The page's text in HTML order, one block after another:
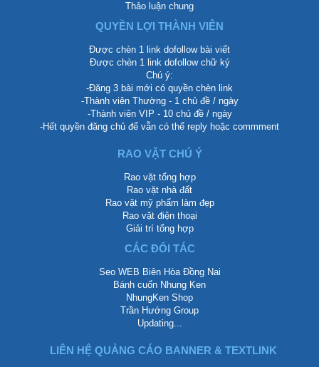
Thảo luận chung
QUYỀN LỢI THÀNH VIÊN
Được chèn 1 link dofollow bài viết
Được chèn 1 link dofollow chữ ký
Chú ý:
-Đăng 3 bài mới có quyền chèn link
-Thành viên Thường - 1 chủ đề / ngày
-Thành viên VIP - 10 chủ đề / ngày
-Hết quyền đăng chủ để vẫn có thể reply hoặc commment
RAO VẶT CHÚ Ý
Rao vặt tổng hợp
Rao vặt nhà đất
Rao vặt mỹ phẩm làm đẹp
Rao vặt điện thoại
Giải trí tổng hợp
CÁC ĐỐI TÁC
Seo WEB Biên Hòa Đồng Nai
Bánh cuốn Nhung Ken
NhungKen Shop
Trần Hướng Group
Updating...
LIÊN HỆ QUẢNG CÁO BANNER & TEXTLINK